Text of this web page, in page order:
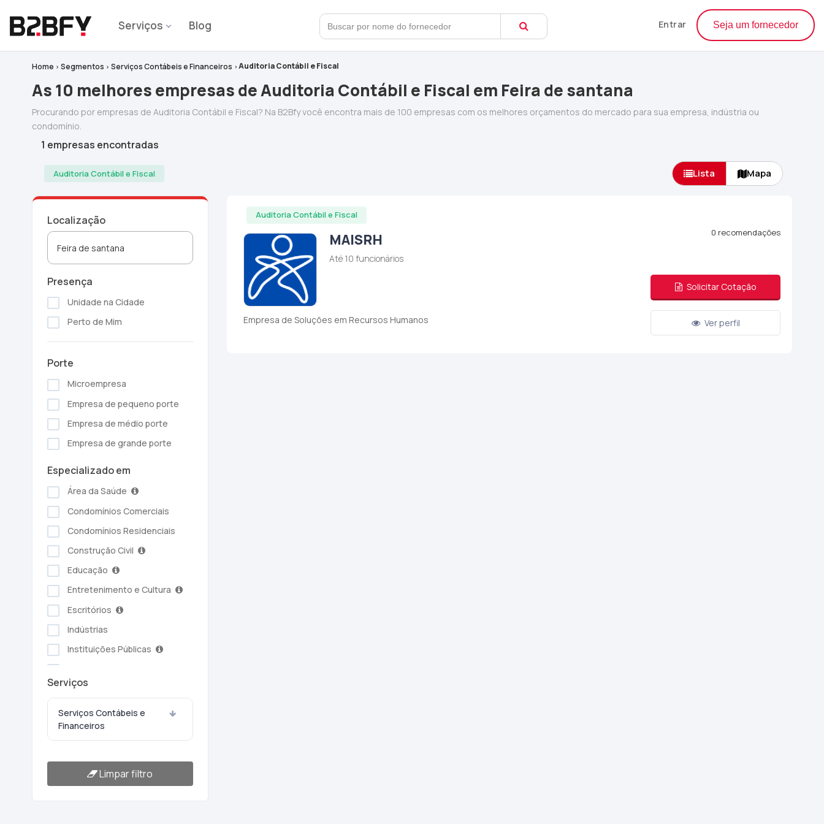
Serviços Blog Entrar Seja um fornecedor
Home Segmentos Serviços Contábeis e Financeiros Auditoria Contábil e Fiscal
As 10 melhores empresas de Auditoria Contábil e Fiscal em Feira de santana
Procurando por empresas de Auditoria Contábil e Fiscal? Na B2Bfy você encontra mais de 100 empresas com os melhores orçamentos do mercado para sua empresa, indústria ou
condomínio.
1 empresas encontradas
Auditoria Contábil e Fiscal Lista Mapa
Localização
Presença
Unidade na Cidade
Perto de Mim
Porte
Microempresa
Empresa de pequeno porte
Empresa de médio porte
Empresa de grande porte
Especializado em
Área da Saúde
Condomínios Comerciais
Condomínios Residenciais
Construção Civil
Educação
Entretenimento e Cultura
Escritórios
Indústrias
Instituições Públicas
Serviços Pessoais
Setor Alimentício
Setor Automotivo
Turismo e Hotelaria
Serviços
Serviços Contábeis e
Financeiros
Limpar filtro
Auditoria Contábil e Fiscal
MAISRH
Até 10 funcionários
Empresa de Soluções em Recursos Humanos
0 recomendações
Solicitar Cotação
Ver perfil